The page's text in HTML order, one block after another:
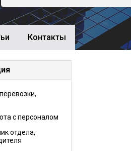
Контакты
с персоналом
отдела,